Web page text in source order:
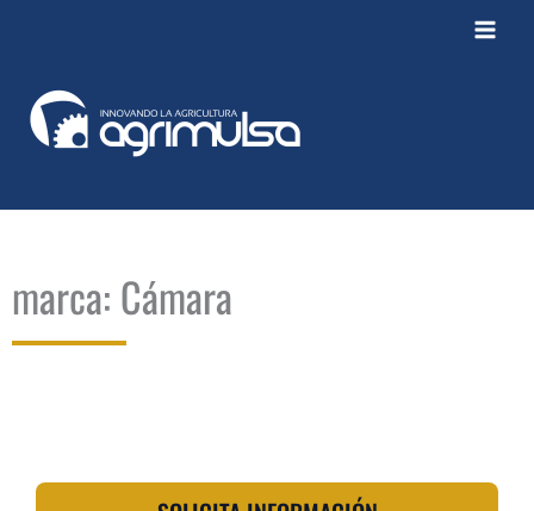
marca: Cámara